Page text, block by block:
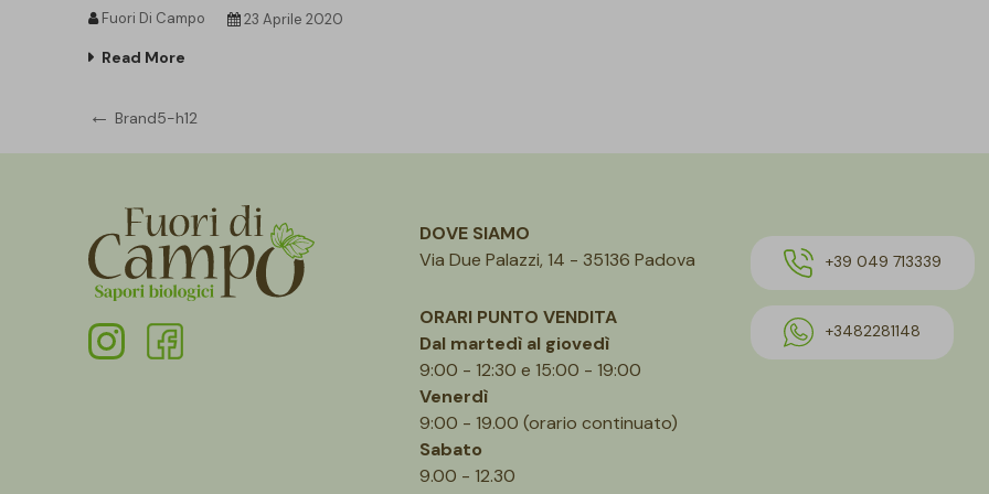
Fuori Di Campo 23 Aprile 2020
Read More
Navigazione
articoli
Previous
Brand5-h12
DOVE SIAMO
Via Due Palazzi, 14 - 35136 Padova
ORARI PUNTO VENDITA
Dal martedì al giovedì
9:00 - 12:30 e 15:00 - 19:00
Venerdì
9:00 - 19.00 (orario continuato)
Sabato
9.00 - 12.30
+39 049 713339
+3482281148